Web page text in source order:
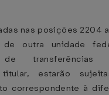
nas posições 2204
outra unidade
transferências
estarão
correspondente à